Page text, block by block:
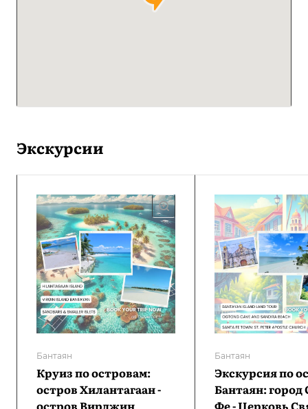
Экскурсии
Бантаян
Круиз по островам:
остров Хилантагаан -
остров Вирджин
Бантаян
Экскурсия по
Бантаян: город
Фе - Церковь